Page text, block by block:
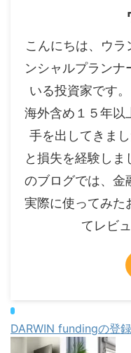
こんにちは、ウ
ンシャルプランナ
いる投資家です
海外含め１５年以
手を出してきま
と損失を経験しま
のブログでは、金
実際に使ってみた
てレビ
DARWIN fundingの登